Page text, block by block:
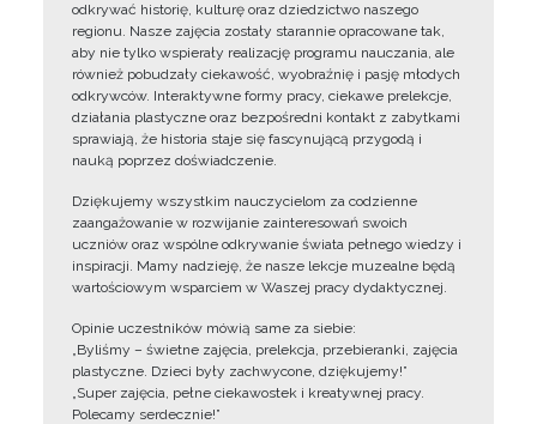
odkrywać historię, kulturę oraz dziedzictwo naszego
regionu. Nasze zajęcia zostały starannie opracowane tak,
aby nie tylko wspierały realizację programu nauczania, ale
również pobudzały ciekawość, wyobraźnię i pasję młodych
odkrywców. Interaktywne formy pracy, ciekawe prelekcje,
działania plastyczne oraz bezpośredni kontakt z zabytkami
sprawiają, że historia staje się fascynującą przygodą i
nauką poprzez doświadczenie.
Dziękujemy wszystkim nauczycielom za codzienne
zaangażowanie w rozwijanie zainteresowań swoich
uczniów oraz wspólne odkrywanie świata pełnego wiedzy i
inspiracji. Mamy nadzieję, że nasze lekcje muzealne będą
wartościowym wsparciem w Waszej pracy dydaktycznej.
Opinie uczestników mówią same za siebie:
„Byliśmy – świetne zajęcia, prelekcja, przebieranki, zajęcia
plastyczne. Dzieci były zachwycone, dziękujemy!”
„Super zajęcia, pełne ciekawostek i kreatywnej pracy.
Polecamy serdecznie!”